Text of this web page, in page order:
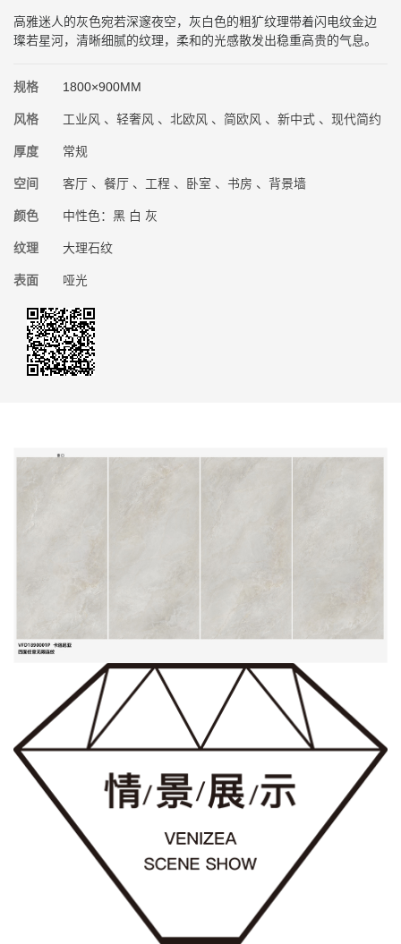
高雅迷人的灰色宛若深邃夜空，灰白色的粗犷纹理带着闪电纹金边
璨若星河，清晰细腻的纹理，柔和的光感散发出稳重高贵的气息。
规格 1800×900MM
风格 工业风 、轻奢风 、北欧风 、简欧风 、新中式 、现代简约
厚度 常规
空间 客厅 、餐厅 、工程 、卧室 、书房 、背景墙
颜色 中性色：黑 白 灰
纹理 大理石纹
表面 哑光